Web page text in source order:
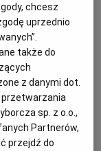
kryteria
chcesz
uprzednio
także do
z danymi dot.
przetwarzania
sp. z o.o.,
Partnerów,
przejdź do